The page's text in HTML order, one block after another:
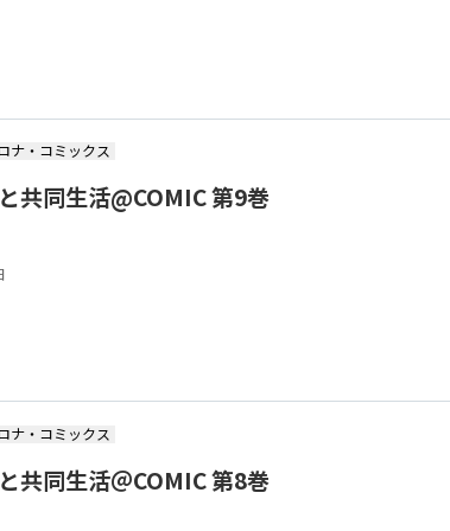
ナ・コミックス
共同生活@COMIC 第9巻
ナ・コミックス
共同生活＠COMIC 第8巻